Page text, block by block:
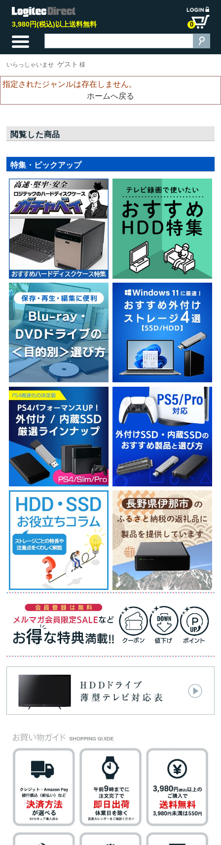
3,980円(税込)以上送料無料 0
いらっしゃいませ ゲスト 様
指定されたジャンルは存在しません。
ホームへ戻る
閲覧した商品
特集・ピックアップ